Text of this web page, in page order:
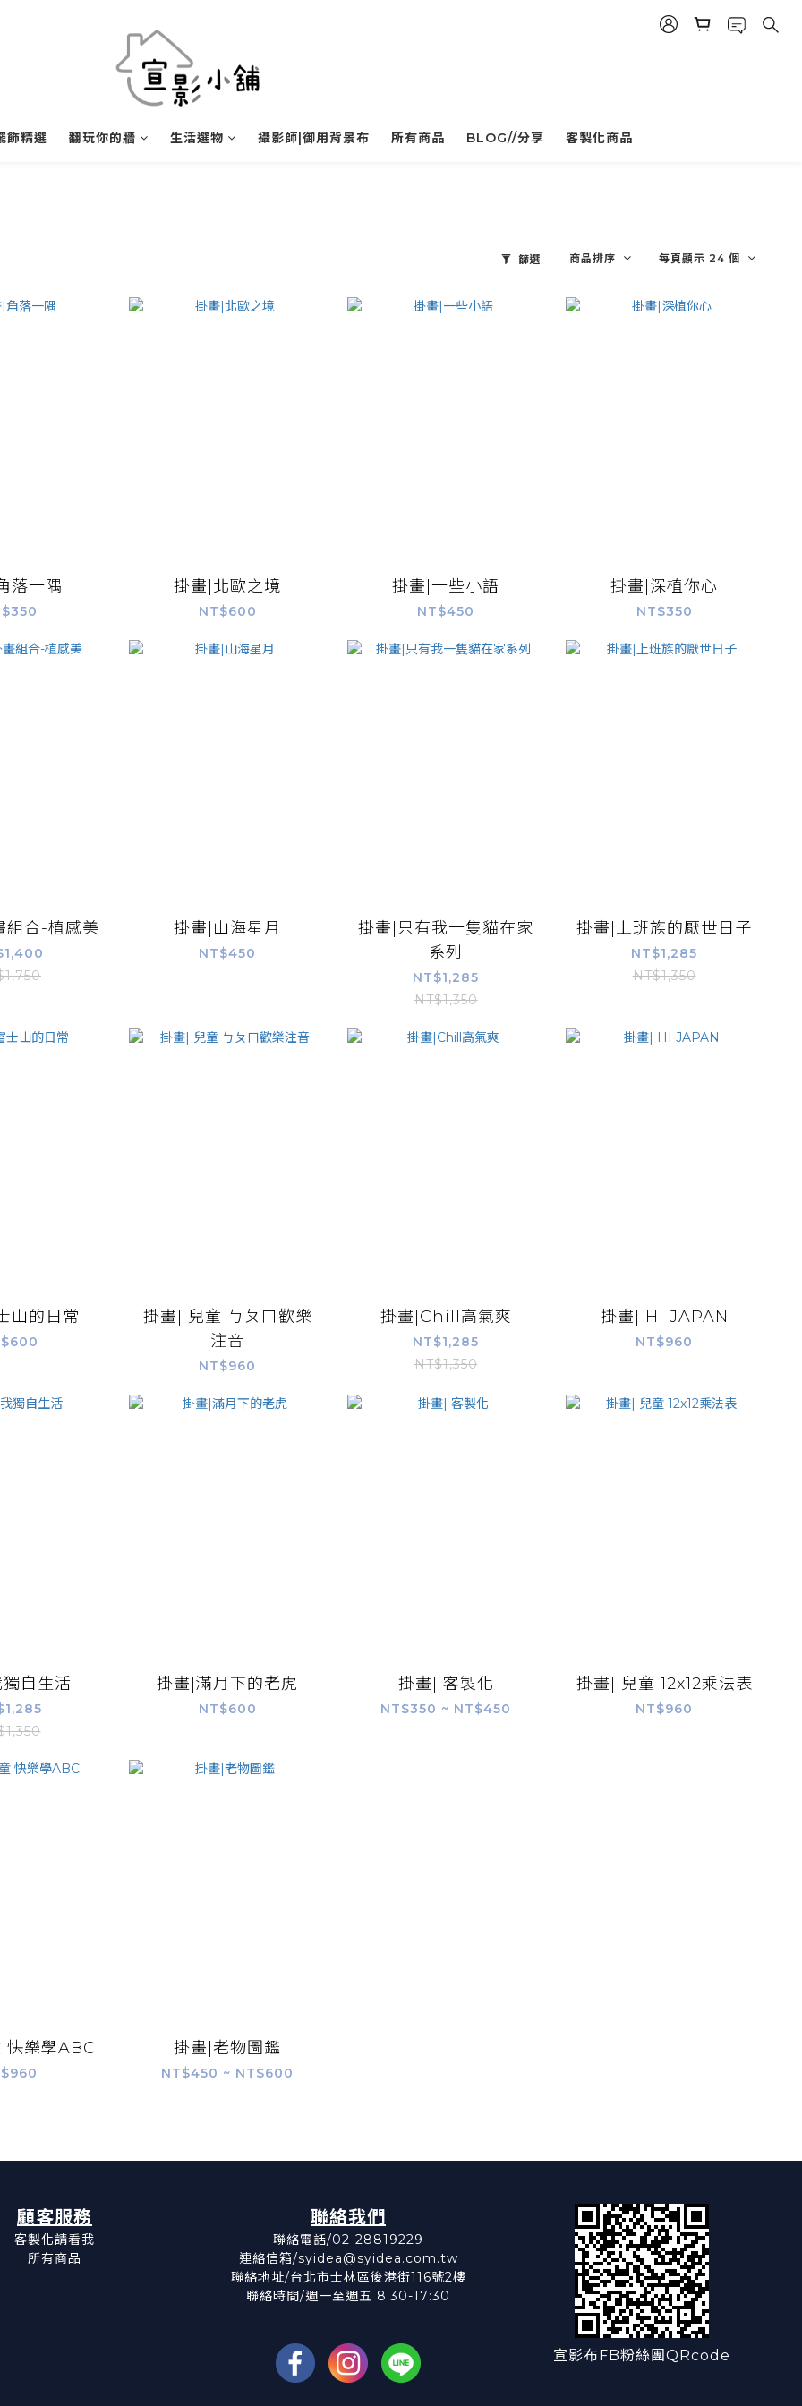
飾精選 翻玩你的牆 生活選物 攝影師|御用背景布 所有商品 BLOG//分享 客製化商品
篩選 商品排序 每頁顯示 24 個
落一隅 掛畫|北歐之境
NT$600
掛畫|一些小語
NT$450
掛畫|深植你心
NT$350
組合-植感美 掛畫|山海星月
NT$450
掛畫|只有我一隻貓在家
系列
NT$1,285
NT$1,350
掛畫|上班族的厭世日子
NT$1,285
NT$1,350
山的日常
掛畫| 兒童 ㄅㄆㄇ歡樂
注音
NT$960
掛畫|Chill高氣爽
NT$1,285
NT$1,350
掛畫| HI JAPAN
NT$960
自生活 掛畫|滿月下的老虎
NT$600
掛畫| 客製化
NT$350 ~ NT$450
掛畫| 兒童 12x12乘法表
NT$960
快樂學ABC 掛畫|老物圖鑑
NT$450 ~ NT$600
顧客服務
客製化請看我
所有商品
聯絡我們
聯絡電話/02-28819229
連絡信箱/syidea@syidea.com.tw
聯絡地址/台北市士林區後港街116號2樓
聯絡時間/週一至週五 8:30-17:30
宣影布FB粉絲團QRcode